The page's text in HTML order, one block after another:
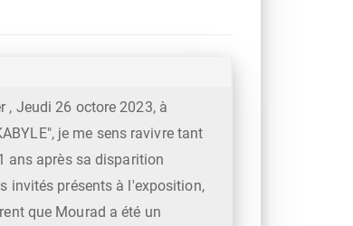
, Jeudi 26 octore 2023, à
je me sens ravivre tant
ans après sa disparition
invités présents à l'exposition,
que Mourad a été un